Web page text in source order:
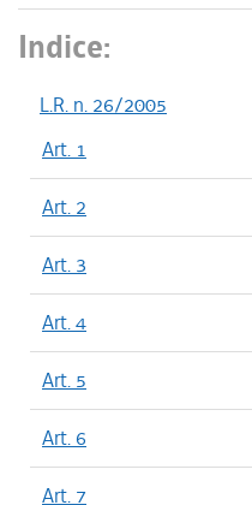
Indice:
L.R. n. 26/2005
Art. 1
Art. 2
Art. 3
Art. 4
Art. 5
Art. 6
Art. 7